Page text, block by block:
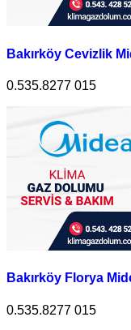
Bakırköy Cevizlik
0.535.8277 015
Bakırköy Florya
0.535.8277 015